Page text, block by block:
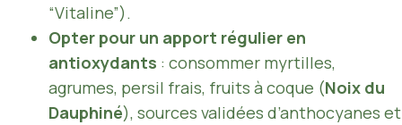
“Vitaline”).
Opter pour un apport régulier en
antioxydants : consommer myrtilles,
agrumes, persil frais, fruits à coque (Noix du
Dauphiné), sources validées d’anthocyanes et